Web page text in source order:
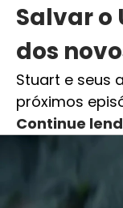
Salvar o
dos
Stuart e seus
próximos
Continue